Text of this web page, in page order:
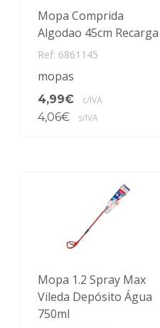
Mopa Comprida
Algodao 45cm Recarga
Ref: 6861145
mopas
4,99€ c/IVA
4,06€ s/IVA
Mopa 1.2 Spray Max
Vileda Depósito Água
750ml